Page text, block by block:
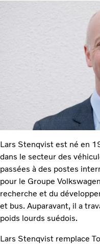
Lars Stenqvist est né en
dans le secteur des
passées à des postes
pour le Groupe
recherche et du
et bus. Auparavant, il a
poids lourds suédois.
Lars Stenqvist remplace